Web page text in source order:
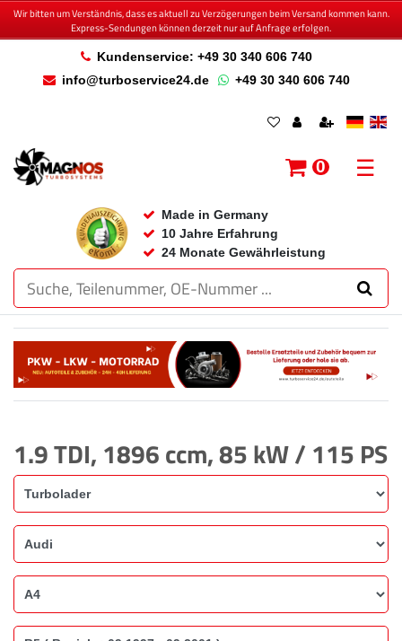
Wir bitten um Verständnis, dass es aktuell zu Verzögerungen beim Versand kommen kann.
Express-Sendungen können derzeit nur auf Anfrage erfolgen.
Kundenservice: +49 30 340 606 740
info@turboservice24.de
+49 30 340 606 740
Made in Germany
10 Jahre Erfahrung
24 Monate Gewährleistung
0 ☰
1.9 TDI, 1896 ccm, 85 kW / 115 PS